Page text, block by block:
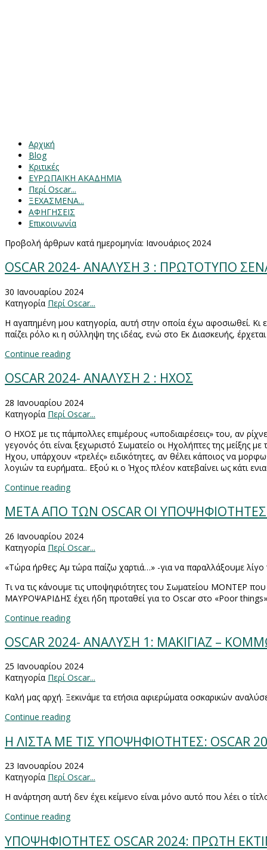
Αρχική
Blog
Κριτικές
ΕΥΡΩΠΑΙΚΗ ΑΚΑΔΗΜΙΑ
Περί Oscar...
ΞΕΧΑΣΜΕΝΑ...
ΑΦΗΓΗΣΕΙΣ
Επικοινωνία
Προβολή άρθρων κατά ημερομηνία: Ιανουάριος 2024
OSCAR 2024- AΝΑΛΥΣΗ 3 : ΠΡΩΤΟΤΥΠΟ
30 Ιανουαρίου 2024
Κατηγορία Περί Oscar...
Η αγαπημένη μου κατηγορία, αυτή στην οποία έχω αφοσιωθεί.
παίζει ρόλο κι η σύλληψη της ιδέας, ενώ στο Εκ Διασκευής,
Continue reading
OSCAR 2024- ΑΝΑΛΥΣΗ 2 : ΗΧΟΣ
28 Ιανουαρίου 2024
Κατηγορία Περί Oscar...
Ο ΗΧΟΣ με τις πάμπολλες επιμέρους «υποδιαιρέσεις» του, αν
γεγονός ότι είναι ξεχωριστό Σωματείο οι Ηχολήπτες της
Ηχου, υπάρχουν «τρελές» ειδικότητες, αν θέλει κάποιος να
λογιών τα ευρήματα.. Εξού κι ο Ήχος πλέον κατεβαίνει ως κάτι
Continue reading
META AΠΟ ΤΩΝ OSCAR ΟΙ
26 Ιανουαρίου 2024
Κατηγορία Περί Oscar...
«Τώρα ήρθες; Αμ τώρα παίζω χαρτιά…» -για να παραλλάξουμε
Τι να τις κάνουμε τις υποψηφιότητες του Σωματείου ΜΟΝΤΕΡ
ΜΑΥΡΟΨΑΡIΔΗΣ έχει ήδη προταθεί για το Oscarστο «Poor things
Continue reading
OSCAR 2024- AΝΑΛΥΣΗ 1: ΜΑΚΙΓΙΑΖ –
25 Ιανουαρίου 2024
Κατηγορία Περί Oscar...
Καλή μας αρχή. Ξεκινάμε τα ετήσια αφιερώματα οσκαρικών
Continue reading
Η ΛΙΣΤΑ ΜΕ ΤΙΣ ΥΠΟΨΗΦΙΟΤΗΤΕΣ: OSCAR
23 Ιανουαρίου 2024
Κατηγορία Περί Oscar...
Η ανάρτηση αυτή δεν έχει κείμενο είναι μόνο αυτό που λέει ο
Continue reading
ΥΠΟΨΗΦΙΟΤΗΤΕΣ OSCAR 2024: ΠΡΩΤΗ